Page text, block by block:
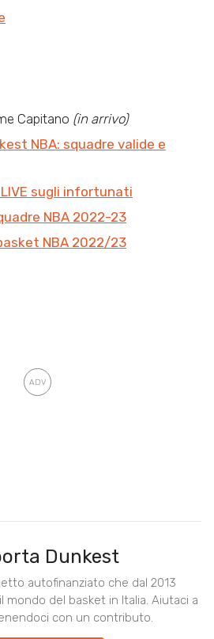
Capitano (in arrivo)
NBA: squadre valide e
sugli infortunati
NBA 2022-23
NBA 2022/23
Dunkest
autofinanziato che dal 2013
mondo del basket in Italia. Aiutaci a
con un contributo.